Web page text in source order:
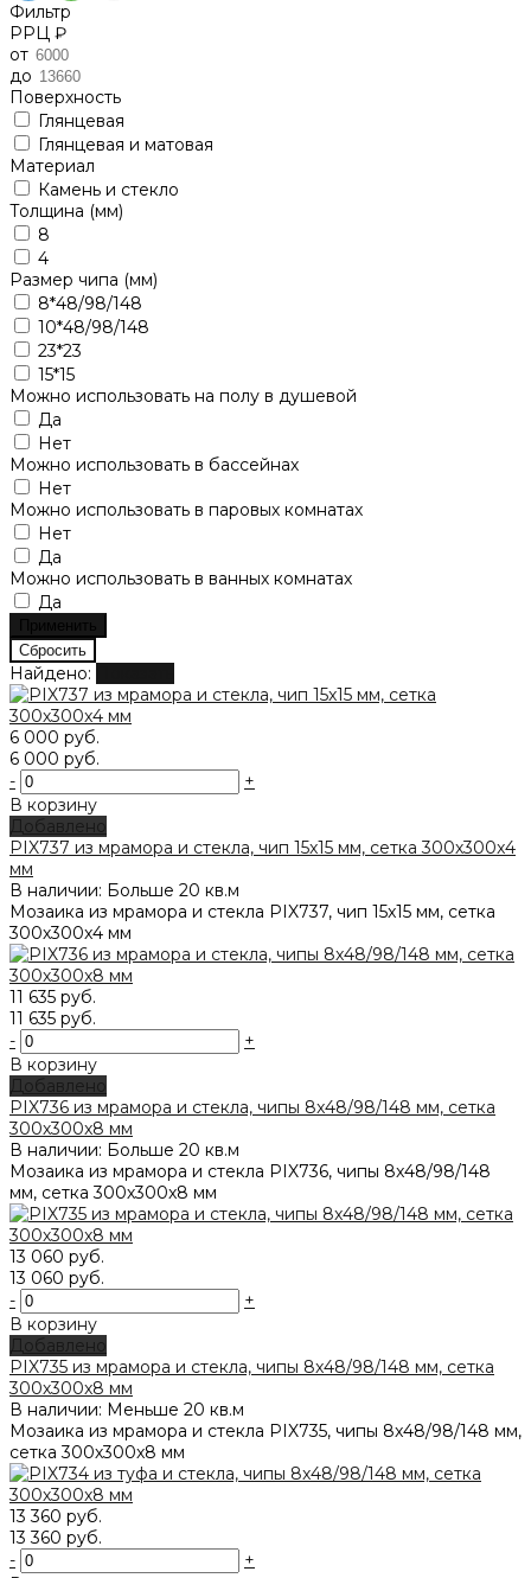
Фильтр
РРЦ ₽
от
до
Поверхность
Глянцевая
Глянцевая и матовая
Материал
Камень и стекло
Толщина (мм)
8
4
Размер чипа (мм)
8*48/98/148
10*48/98/148
23*23
15*15
Можно использовать на полу в душевой
Да
Нет
Можно использовать в бассейнах
Нет
Можно использовать в паровых комнатах
Нет
Да
Можно использовать в ванных комнатах
Да
Найдено:
6 000 руб.
6 000 руб.
-
+
В корзину
Добавлено
PIX737 из мрамора и стекла, чип 15x15 мм, сетка 300х300x4
мм
В наличии: Больше 20 кв.м
Мозаика из мрамора и стекла PIX737, чип 15x15 мм, сетка
300х300x4 мм
11 635 руб.
11 635 руб.
-
+
В корзину
Добавлено
PIX736 из мрамора и стекла, чипы 8x48/98/148 мм, сетка
300х300x8 мм
В наличии: Больше 20 кв.м
Мозаика из мрамора и стекла PIX736, чипы 8x48/98/148
мм, сетка 300х300x8 мм
13 060 руб.
13 060 руб.
-
+
В корзину
Добавлено
PIX735 из мрамора и стекла, чипы 8x48/98/148 мм, сетка
300х300x8 мм
В наличии: Меньше 20 кв.м
Мозаика из мрамора и стекла PIX735, чипы 8x48/98/148 мм,
сетка 300х300x8 мм
13 360 руб.
13 360 руб.
-
+